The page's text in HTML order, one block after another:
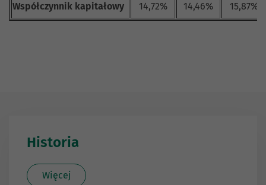
Współczynnik kapitałowy 14,72% 14,46% 15,87%
Historia
Więcej